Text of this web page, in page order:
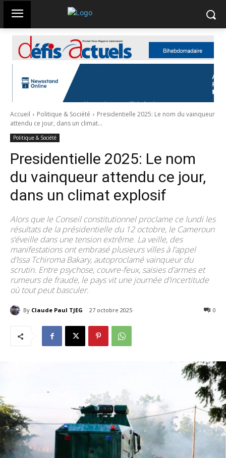
Accueil Politique & Société
Presidentielle 2025: Le nom du vainqueur
attendu ce jour, dans un climat...
Politique & Société
Presidentielle 2025: Le nom
du vainqueur attendu ce jour,
dans un climat explosif
Alors que le Conseil constitutionnel proclame ce lundi les
résultats de la présidentielle du 12 octobre, le Cameroun
s’éveille dans une tension extrême. La veille, des
manifestations ont embrasé plusieurs villes à l’appel
d’Issa Tchiroma Bakary, autoproclamé vainqueur du
scrutin. Entre psychose, couvre-feux, saisies d’armes et
rumeurs de fraude, le pays vit une journée d’incertitude
où tout peut basculer.
By Claude Paul TJEG 27 octobre 2025 0